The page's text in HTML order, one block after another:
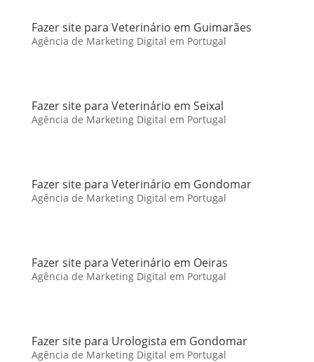
Fazer site para Veterinário em Guimarães
Agência de Marketing Digital em Portugal
Fazer site para Veterinário em Seixal
Agência de Marketing Digital em Portugal
Fazer site para Veterinário em Gondomar
Agência de Marketing Digital em Portugal
Fazer site para Veterinário em Oeiras
Agência de Marketing Digital em Portugal
Fazer site para Urologista em Gondomar
Agência de Marketing Digital em Portugal